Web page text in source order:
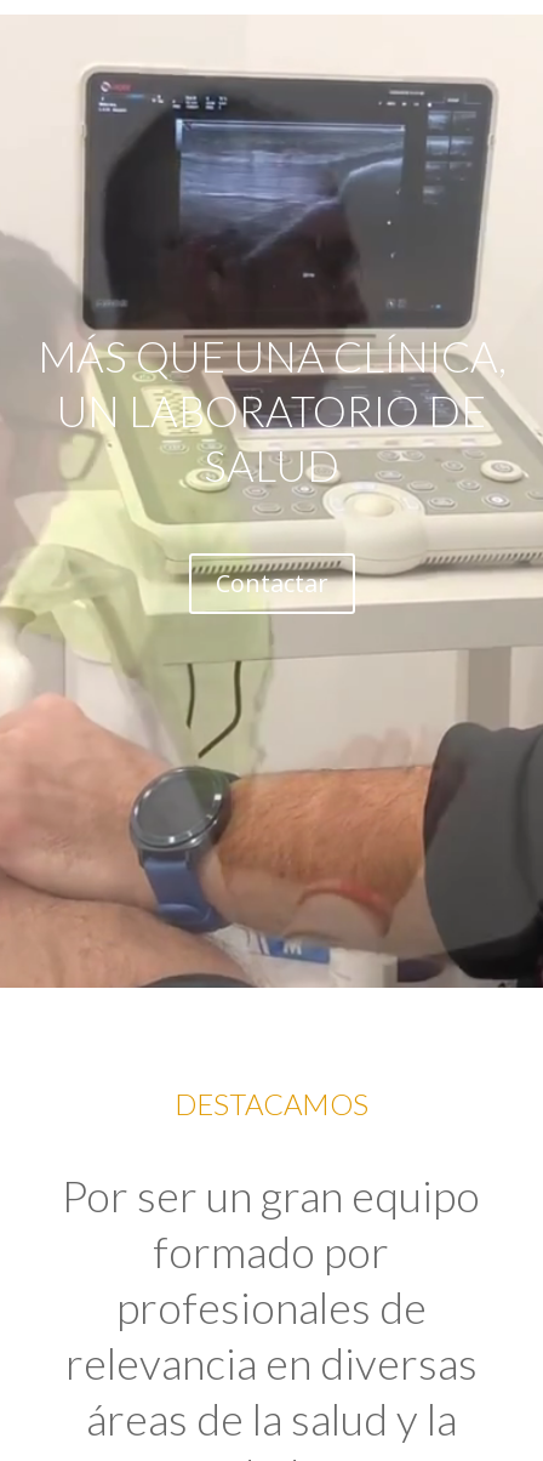
MÁS QUE UNA CLÍNICA,
UN LABORATORIO DE
SALUD
Contactar
DESTACAMOS
Por ser un gran equipo
formado por
profesionales de
relevancia en diversas
áreas de la salud y la